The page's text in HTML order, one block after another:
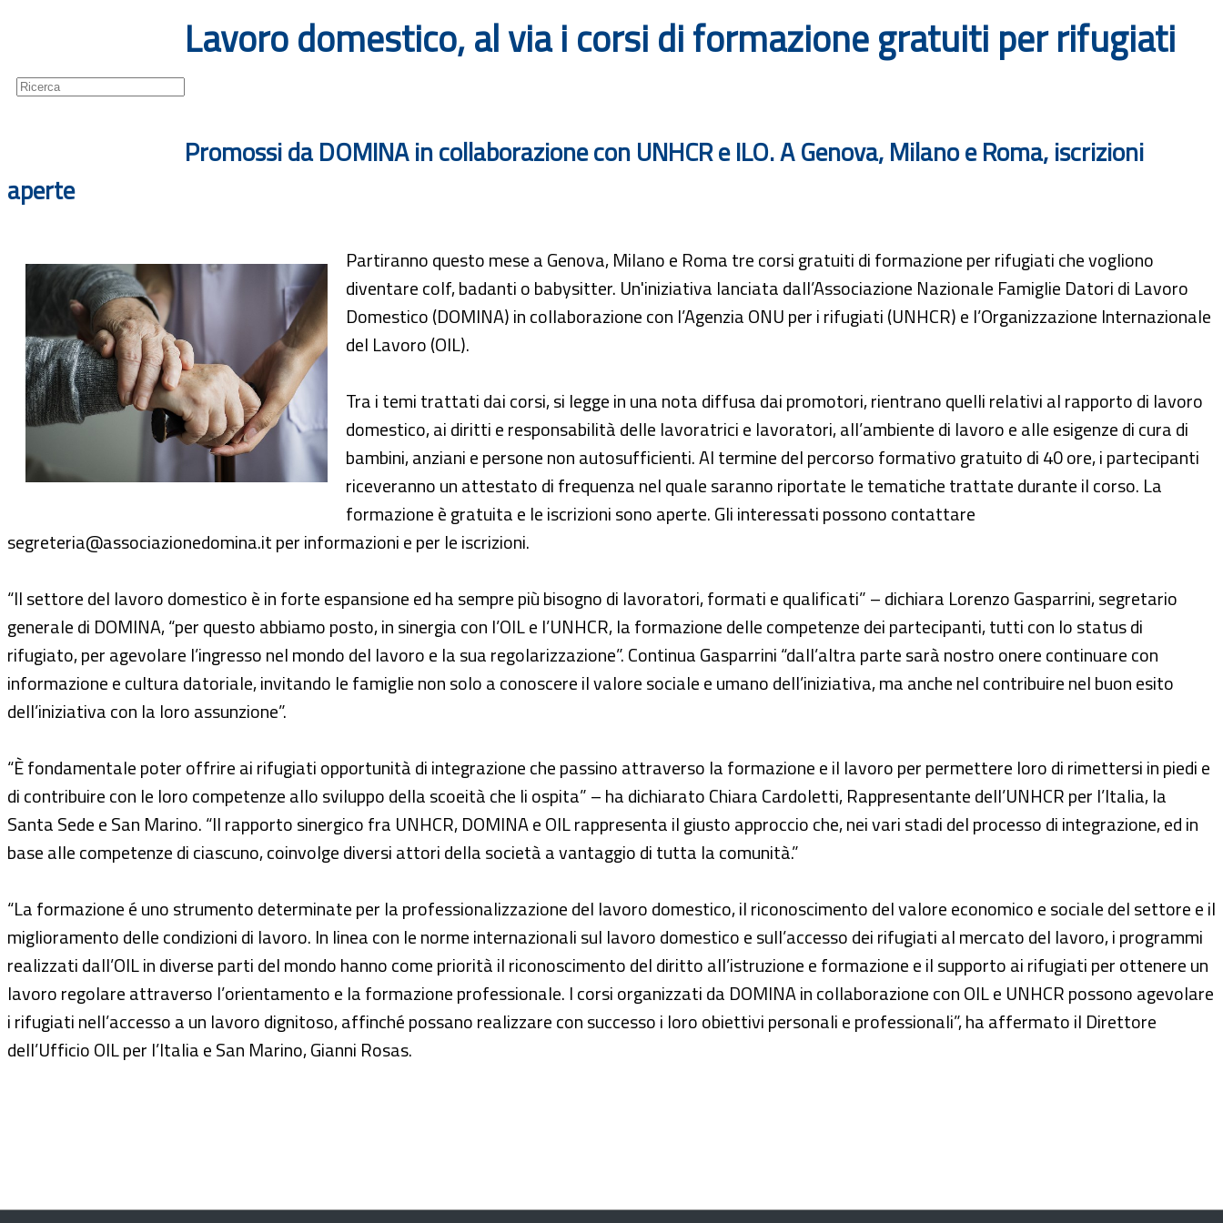
Lavoro domestico, al via i corsi di formazione gratuiti per rifugiati
Promossi da DOMINA in collaborazione con UNHCR e ILO. A Genova, Milano e Roma, iscrizioni
aperte
Partiranno questo mese a Genova, Milano e Roma tre corsi gratuiti di formazione per rifugiati che vogliono
diventare colf, badanti o babysitter. Un'iniziativa lanciata dall’Associazione Nazionale Famiglie Datori di Lavoro
Domestico (DOMINA) in collaborazione con l’Agenzia ONU per i rifugiati (UNHCR) e l’Organizzazione Internazionale
del Lavoro (OIL).
Tra i temi trattati dai corsi, si legge in una nota diffusa dai promotori, rientrano quelli relativi al rapporto di lavoro
domestico, ai diritti e responsabilità delle lavoratrici e lavoratori, all’ambiente di lavoro e alle esigenze di cura di
bambini, anziani e persone non autosufficienti. Al termine del percorso formativo gratuito di 40 ore, i partecipanti
riceveranno un attestato di frequenza nel quale saranno riportate le tematiche trattate durante il corso. La
formazione è gratuita e le iscrizioni sono aperte. Gli interessati possono contattare
segreteria@associazionedomina.it per informazioni e per le iscrizioni.
“Il settore del lavoro domestico è in forte espansione ed ha sempre più bisogno di lavoratori, formati e qualificati” – dichiara Lorenzo Gasparrini, segretario
generale di DOMINA, “per questo abbiamo posto, in sinergia con l’OIL e l’UNHCR, la formazione delle competenze dei partecipanti, tutti con lo status di
rifugiato, per agevolare l’ingresso nel mondo del lavoro e la sua regolarizzazione”. Continua Gasparrini “dall’altra parte sarà nostro onere continuare con
informazione e cultura datoriale, invitando le famiglie non solo a conoscere il valore sociale e umano dell’iniziativa, ma anche nel contribuire nel buon esito
dell’iniziativa con la loro assunzione”.
“È fondamentale poter offrire ai rifugiati opportunità di integrazione che passino attraverso la formazione e il lavoro per permettere loro di rimettersi in piedi e
di contribuire con le loro competenze allo sviluppo della scoeità che li ospita” – ha dichiarato Chiara Cardoletti, Rappresentante dell’UNHCR per l’Italia, la
Santa Sede e San Marino. “Il rapporto sinergico fra UNHCR, DOMINA e OIL rappresenta il giusto approccio che, nei vari stadi del processo di integrazione, ed in
base alle competenze di ciascuno, coinvolge diversi attori della società a vantaggio di tutta la comunità.”
“La formazione é uno strumento determinate per la professionalizzazione del lavoro domestico, il riconoscimento del valore economico e sociale del settore e il
miglioramento delle condizioni di lavoro. In linea con le norme internazionali sul lavoro domestico e sull’accesso dei rifugiati al mercato del lavoro, i programmi
realizzati dall’OIL in diverse parti del mondo hanno come priorità il riconoscimento del diritto all’istruzione e formazione e il supporto ai rifugiati per ottenere un
lavoro regolare attraverso l’orientamento e la formazione professionale. I corsi organizzati da DOMINA in collaborazione con OIL e UNHCR possono agevolare
i rifugiati nell’accesso a un lavoro dignitoso, affinché possano realizzare con successo i loro obiettivi personali e professionali”, ha affermato il Direttore
dell’Ufficio OIL per l’Italia e San Marino, Gianni Rosas.